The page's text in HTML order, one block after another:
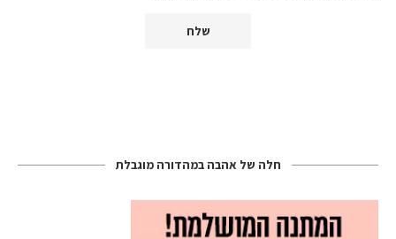
חלה של אהבה במהדורה מוגבלת